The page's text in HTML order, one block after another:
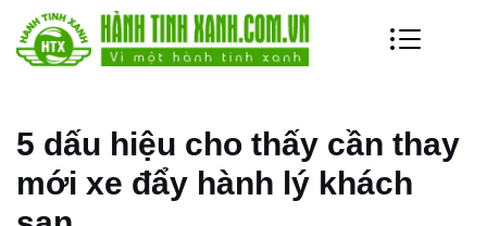
5 dấu hiệu cho thấy cần thay
mới xe đẩy hành lý khách